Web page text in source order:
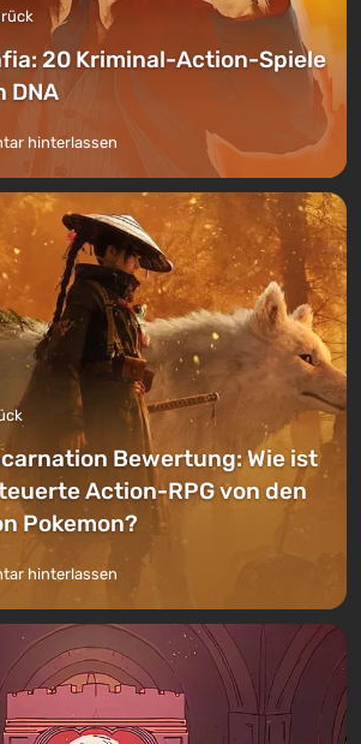
20 Kriminal-Action-Spiele
DNA
hinterlassen
Bewertung: Wie ist
Action-RPG von den
Pokemon?
hinterlassen